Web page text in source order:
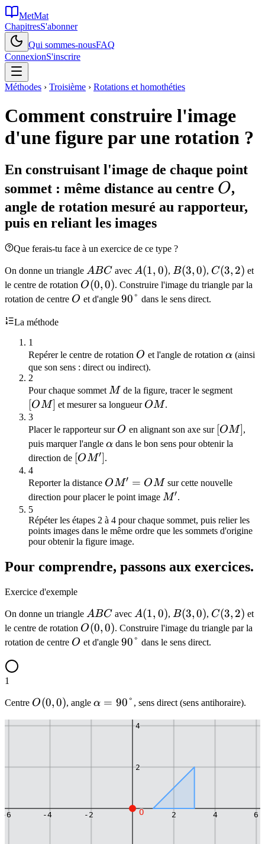
MetMat
ChapitresS'abonner
Qui sommes-nousFAQ
ConnexionS'inscrire
Méthodes › Troisième › Rotations et homothéties
Comment construire l'image
d'une figure par une rotation ?
En construisant l'image de chaque point
sommet : même distance au centre O
O,
angle de rotation mesuré au rapporteur,
puis en reliant les images
Que ferais-tu face à un exercice de ce type ?
On donne un triangle ABC
ABC avec A(1,0)
A(1, 0), B(3,0)
B(3,0), C(3,2)
C(3, 2) et
le centre de rotation O(0,0)
O(0,0). Construire l'image du triangle par la
rotation de centre O
O et d'angle 90°
90° dans le sens direct.
La méthode
1
Repérer le centre de rotation O
O et l'angle de rotation \alpha
α(ainsi
que son sens : direct ou indirect).
2
Pour chaque sommet M
M de la figure, tracer le segment[OM]
[OM] et mesurer sa longueur OM
OM.
3
Placer le rapporteur sur O
O en alignant son axe sur [OM]
[OM],
puis marquer l'angle \alpha
α dans le bon sens pour obtenir la
direction de [OM']
[OM′].
4
Reporter la distance OM'
=
OM′ = OM sur cette nouvelle
direction pour placer le point image M'
M′.
5
Répéter les étapes 2 à 4 pour chaque sommet, puis relier les
points images dans le même ordre que les sommets d'origine
pour obtenir la figure image.
Pour comprendre, passons aux exercices.
Exercice d'exemple
On donne un triangle ABC
A BC avec A(1,0)
A(1, 0), B(3,0)
B(3,0), C(3,2)
C(3, 2) et
le centre de rotation O(0,0)
O(0,0). Construire l'image du triangle par la
rotation de centre O
O et d'angle 90°
90° dans le sens direct.
1
Centre O(0,0)
O(0,0), angle \alpha
α = 90° , sens direct (sens antihoraire).
-6 -4 -2 2 4 6
2
4
O